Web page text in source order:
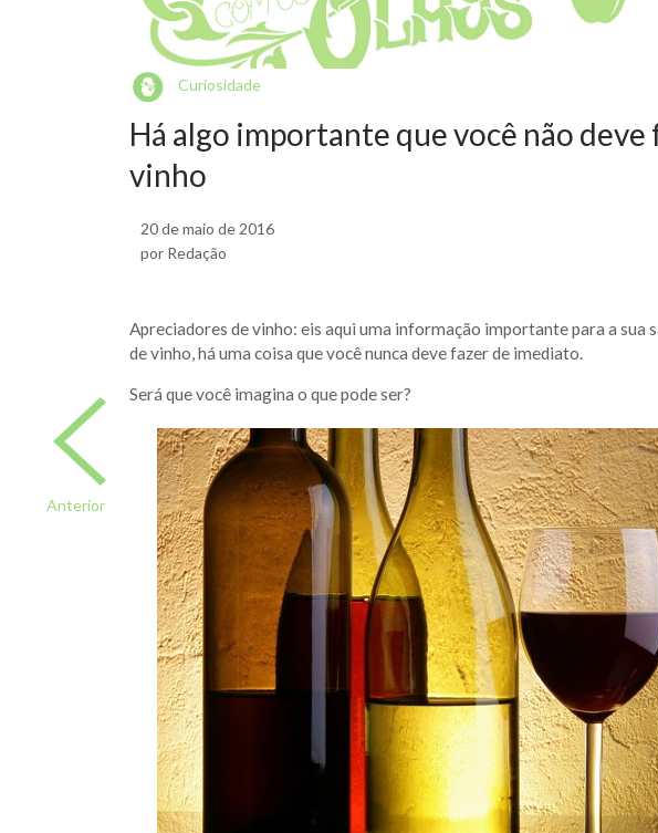
Anterior
Curiosidade
Há algo importante que você não
vinho
20 de maio de 2016
por Redação
Apreciadores de vinho: eis aqui uma informação importante para a sua
de vinho, há uma coisa que você nunca deve fazer de imediato.
Será que você imagina o que pode ser?